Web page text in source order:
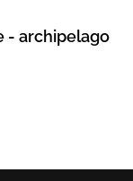
- archipelago